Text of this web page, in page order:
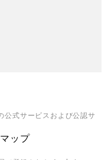
公式サービスおよび公認サ
ップ